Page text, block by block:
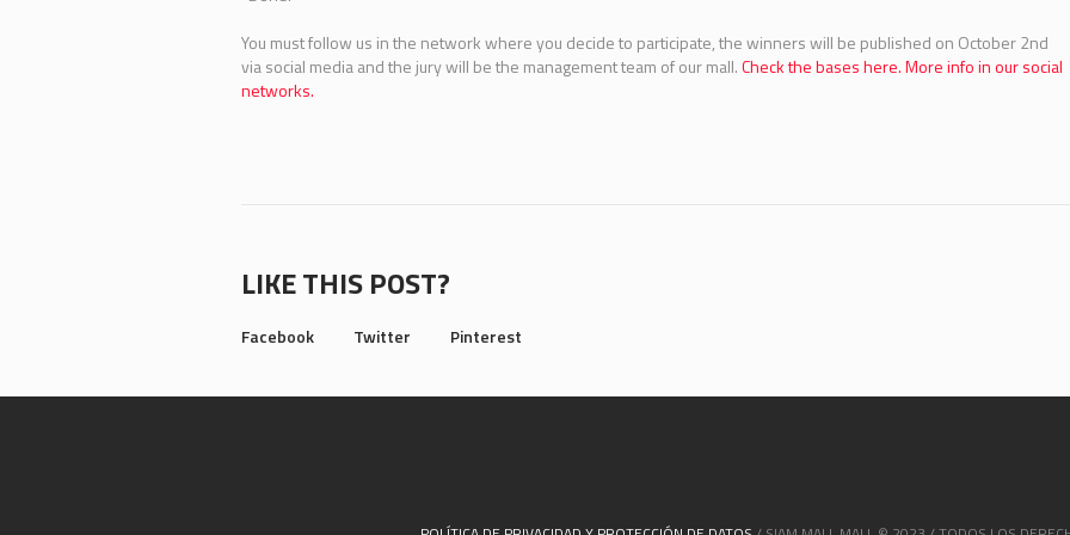
You must follow us in the network where you decide to participate, the winners will be published on October 2nd
via social media and the jury will be the management team of our mall.Check the bases here.More info in our social
networks.
LIKE THIS POST?
Facebook Twitter Pinterest